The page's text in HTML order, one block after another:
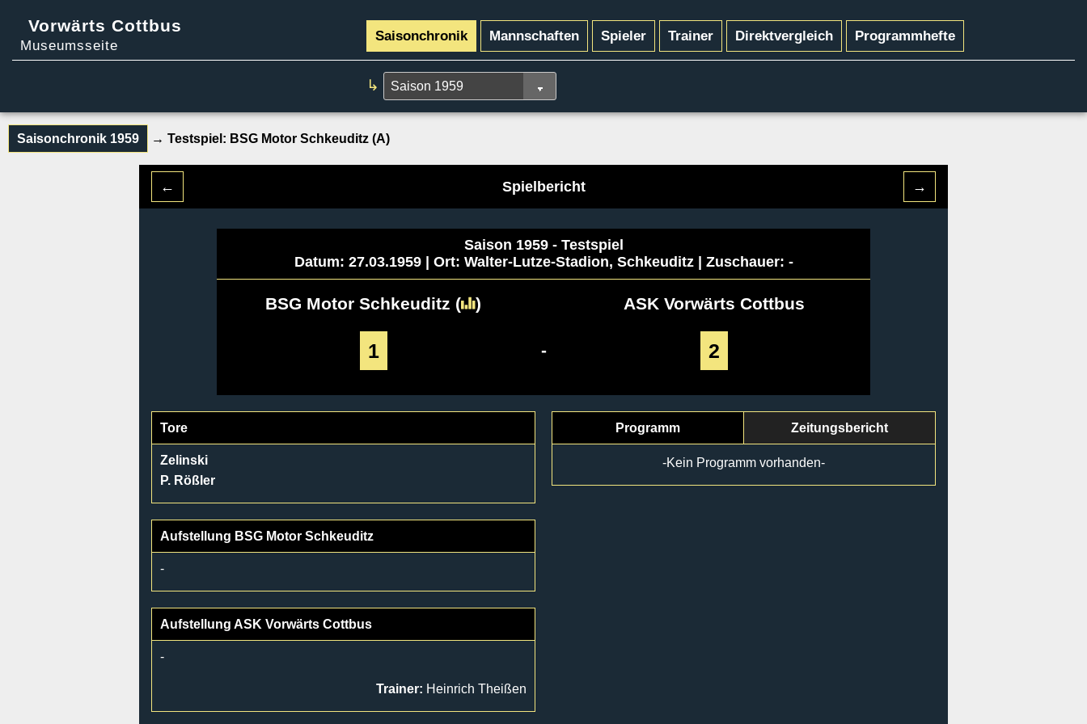
Vorwärts Cottbus
Museumsseite
Saisonchronik Mannschaften Spieler Trainer Direktvergleich Programmhefte
↳
Saisonchronik 1959 → Testspiel: BSG Motor Schkeuditz (A)
← Spielbericht →
Saison 1959 - Testspiel
Datum: 27.03.1959 | Ort: Walter-Lutze-Stadion, Schkeuditz | Zuschauer: -
BSG Motor Schkeuditz ( ) ASK Vorwärts Cottbus
1 - 2
Programm Zeitungsbericht
-Kein Programm vorhanden-
Tore
Zelinski
P. Rößler
Aufstellung BSG Motor Schkeuditz
-
Aufstellung ASK Vorwärts Cottbus
-
Trainer: Heinrich Theißen